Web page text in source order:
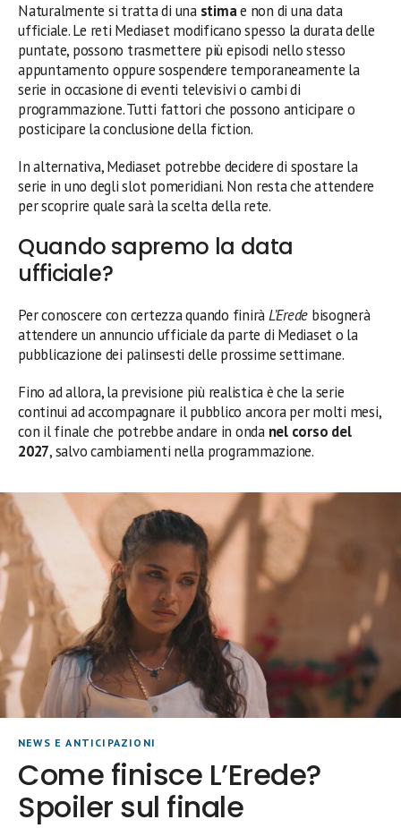
Naturalmente si tratta di una stimae non di una data
ufficiale. Le reti Mediaset modificano spesso la durata delle
puntate, possono trasmettere più episodi nello stesso
appuntamento oppure sospendere temporaneamente la
serie in occasione di eventi televisivi o cambi di
programmazione. Tutti fattori che possono anticipare o
posticipare la conclusione della fiction.
In alternativa, Mediaset potrebbe decidere di spostare la
serie in uno degli slot pomeridiani. Non resta che attendere
per scoprire quale sarà la scelta della rete.
Quando sapremo la data
ufficiale?
Per conoscere con certezza quando finiràL’Erede bisognerà
attendere un annuncio ufficiale da parte di Mediaset o la
pubblicazione dei palinsesti delle prossime settimane.
Fino ad allora, la previsione più realistica è che la serie
continui ad accompagnare il pubblico ancora per molti mesi,
con il finale che potrebbe andare in onda nel corso del
2027, salvo cambiamenti nella programmazione.
NEWS E ANTICIPAZIONI
Come finisce L’Erede?
Spoiler sul finale